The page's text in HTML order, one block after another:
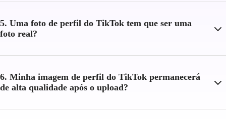
5. Uma foto de perfil do TikTok tem que ser uma
foto real?
6. Minha imagem de perfil do TikTok permanecerá
de alta qualidade após o upload?